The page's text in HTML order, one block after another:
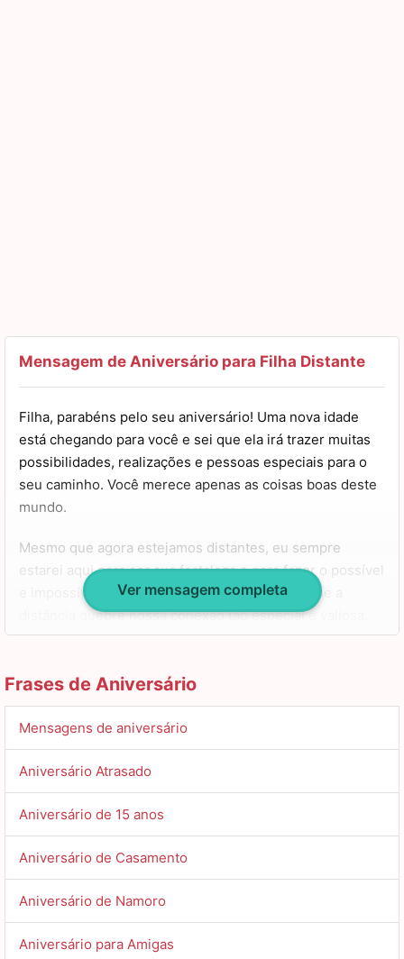
Mensagem de Aniversário para Filha Distante
Filha, parabéns pelo seu aniversário! Uma nova idade
está chegando para você e sei que ela irá trazer muitas
possibilidades, realizações e pessoas especiais para o
seu caminho. Você merece apenas as coisas boas deste
mundo.
Mesmo que agora estejamos distantes, eu sempre
estarei aqui para ser sua fortaleza e para fazer o possível
e impossível para te ver feliz. Não deixe com que a
distância quebre nossa conexão tão especial e valiosa.
juntos e que a cada um deles Deus te abençoe mais e
um aniversário muito feliz, minha filha! Um beijo!
Ver mensagem completa
Frases de Aniversário
Mensagens de aniversário
Aniversário Atrasado
Aniversário de 15 anos
Aniversário de Casamento
Aniversário de Namoro
Aniversário para Amigas